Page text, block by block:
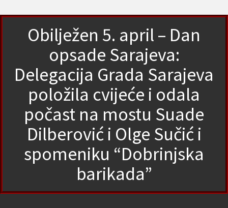
Obilježen 5. april – Dan
opsade Sarajeva:
Delegacija Grada Sarajeva
položila cvijeće i odala
počast na mostu Suade
Dilberović i Olge Sučić i
spomeniku “Dobrinjska
barikada”